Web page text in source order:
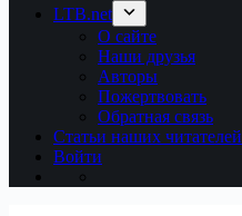
LTB.net
О сайте
Наши друзья
Авторы
Пожертвовать
Обратная связь
Статьи наших читателей
Войти